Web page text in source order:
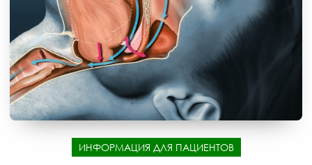
ИНФОРМАЦИЯ ДЛЯ ПАЦИЕНТОВ